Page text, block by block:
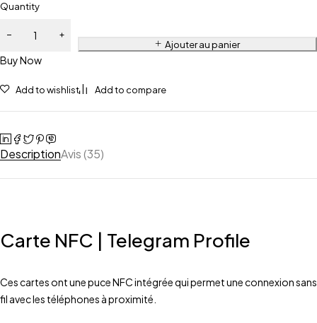
Quantity
Ajouter au panier
Buy Now
Add to wishlist Add to compare
DescriptionAvis (35)
Carte NFC | Telegram Profile
Ces cartes ont une puce NFC intégrée qui permet une connexion sans
fil avec les téléphones à proximité.